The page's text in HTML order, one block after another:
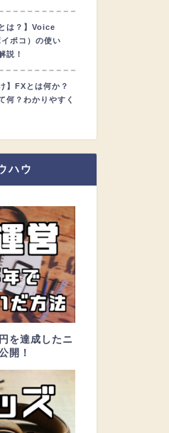
は？】Voice
ポコ）の使い
説！
】FXとは何か？
何？わかりやすく
ハウ
を達成したニ
開！